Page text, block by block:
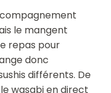
le mangent
repas pour
donc
différents. De
wasabi en direct